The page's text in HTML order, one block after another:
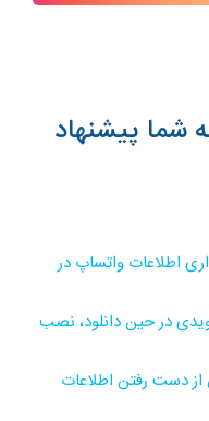
شما پیشنهاد
اطلاعات واتساپ در
در حین دانلود، نصب
دست رفتن اطلاعات